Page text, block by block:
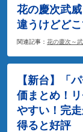
花の慶次武
違うけどど
関連記事： 花の慶次～
【新台】「
価まとめ！
やすい！完
得ると好評